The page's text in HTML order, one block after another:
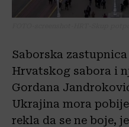
Saborska
Hrvatskog sabora i
Gordana
Ukrajina mora
rekla da se ne boje,